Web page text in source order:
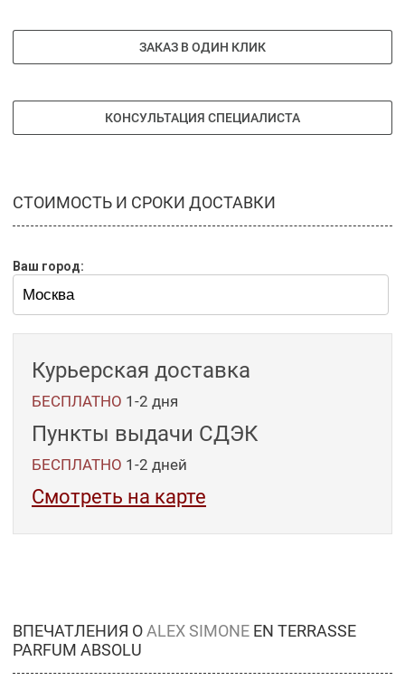
ЗАКАЗ В ОДИН КЛИК
КОНСУЛЬТАЦИЯ СПЕЦИАЛИСТА
СТОИМОСТЬ И СРОКИ ДОСТАВКИ
Ваш город:
Курьерская доставка
БЕСПЛАТНО 1-2 дня
Пункты выдачи СДЭК
БЕСПЛАТНО 1-2 дней
Смотреть на карте
ВПЕЧАТЛЕНИЯ О ALEX SIMONE EN TERRASSE
PARFUM ABSOLU